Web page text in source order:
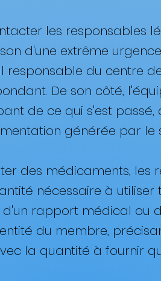
les responsables
d'une extrême
responsable du centre
De son côté,
de ce qui s'est passé,
générée par le
des médicaments,
nécessaire à
rapport médical ou
du membre,
la quantité à fournir